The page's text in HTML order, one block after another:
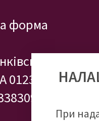
форма
0123 3935 58
При